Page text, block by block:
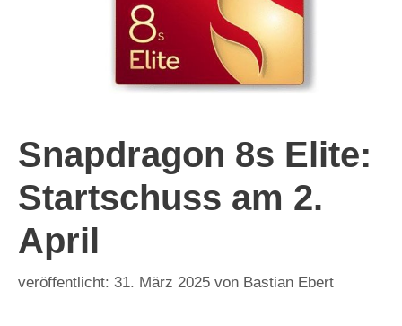
Snapdragon 8s Elite:
Startschuss am 2.
April
31. März 2025 von Bastian Ebert